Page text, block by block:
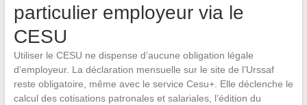
particulier employeur via le
CESU
Utiliser le CESU ne dispense d’aucune obligation légale
d’employeur. La déclaration mensuelle sur le site de l’Urssaf
reste obligatoire, même avec le service Cesu+. Elle déclenche le
calcul des cotisations patronales et salariales, l’édition du